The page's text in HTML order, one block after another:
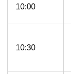
10:00
10:30